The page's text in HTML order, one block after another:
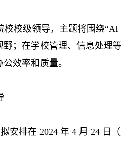
校级领导，主题将围绕“AI
野；在学校管理、信息处理
公效率和质量。
安排在 2024 年 4 月 24 日